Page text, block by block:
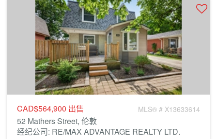
CAD$564,900 出售 MLS® # X13633614
52 Mathers Street, 伦敦
经纪公司: RE/MAX ADVANTAGE REALTY LTD.